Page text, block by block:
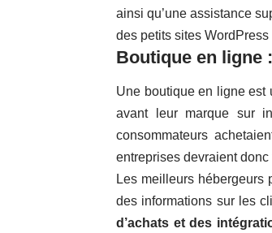
ainsi qu’une assistance
des petits sites
Boutique en ligne
Une boutique en ligne est
avant leur marque sur
consommateurs
entreprises devraient
Les meilleurs
des informations sur les
d’achats et des